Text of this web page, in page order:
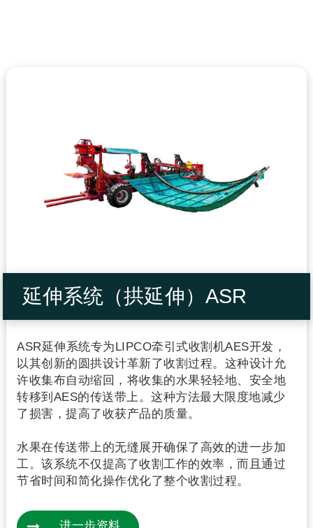
延伸系统（拱延伸）ASR
ASR延伸系统专为LIPCO牵引式收割机AES开发，
以其创新的圆拱设计革新了收割过程。这种设计允
许收集布自动缩回，将收集的水果轻轻地、安全地
转移到AES的传送带上。这种方法最大限度地减少
了损害，提高了收获产品的质量。
水果在传送带上的无缝展开确保了高效的进一步加
工。该系统不仅提高了收割工作的效率，而且通过
节省时间和简化操作优化了整个收割过程。